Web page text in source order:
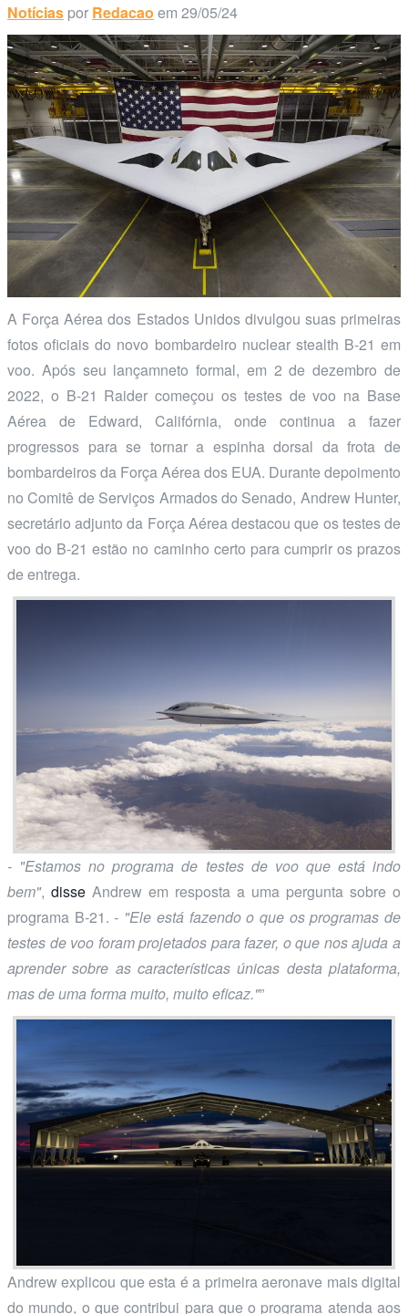
Notícias por Redacao em 29/05/24
A Força Aérea dos Estados Unidos divulgou suas primeiras
fotos oficiais do novo bombardeiro nuclear stealth B-21 em
voo. Após seu lançamneto formal, em 2 de dezembro de
2022, o B-21 Raider começou os testes de voo na Base
Aérea de Edward, Califórnia, onde continua a fazer
progressos para se tornar a espinha dorsal da frota de
bombardeiros da Força Aérea dos EUA. Durante depoimento
no Comitê de Serviços Armados do Senado, Andrew Hunter,
secretário adjunto da Força Aérea destacou que os testes de
voo do B-21 estão no caminho certo para cumprir os prazos
de entrega.
- "Estamos no programa de testes de voo que está indo
bem", disse Andrew em resposta a uma pergunta sobre o
programa B-21. - "Ele está fazendo o que os programas de
testes de voo foram projetados para fazer, o que nos ajuda a
aprender sobre as características únicas desta plataforma,
mas de uma forma muito, muito eficaz."”
Andrew explicou que esta é a primeira aeronave mais digital
do mundo, o que contribui para que o programa atenda aos